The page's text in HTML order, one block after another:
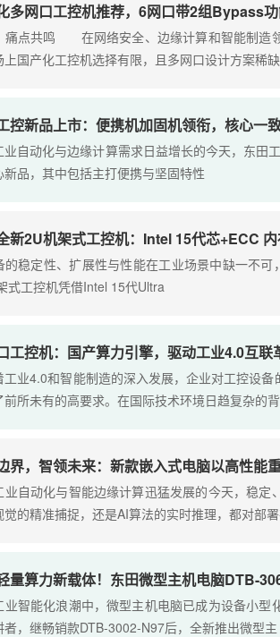
多网口工控机推荐，6网口带2组Bypass
点共鸣 在网络安全、边缘计算和智能制造
上国产化工控机选择有限，且多网口设计方案稀
控新品上市：便携机加固机领衔，核心一
自动化与边缘计算需求日益增长的今天，东田
新品，其中包括主打便携与坚固特性
新2U机架式工控机：Intel 15代芯+ECC
稳定性、扩展性与性能在工业场景中缺一不
式工控机凭借Intel 15代Ultra
工控机：国产算力引擎，驱动工业4.0互联
业4.0和智能制造的深入发展，企业对工控设
前所未有的高要求。在国际技术环境日趋复杂的背
界，智领未来：新款嵌入式电脑以高性能
自动化与智能边缘计算迅猛发展的今天，稳定
觉的精准捕捉，还是AI算法的实时推理，都对部
量算力新载体！东田微型主机电脑DTB-
智能化浪潮中，微型主机电脑已成为设备小型
者，继畅销款DTB-3002-N97后，全新推出微型主